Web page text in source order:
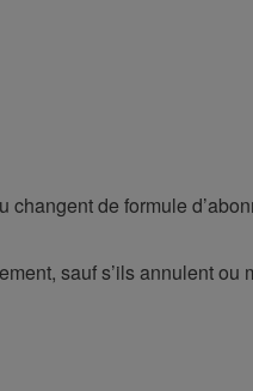
de formule
sauf s’ils annulent ou